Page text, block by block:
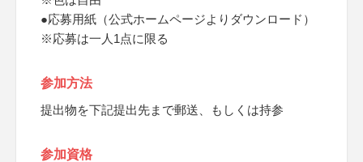
●応募用紙（公式ホームページよりダウンロード）
※応募は一人1点に限る
参加方法
提出物を下記提出先まで郵送、もしくは持参
参加資格